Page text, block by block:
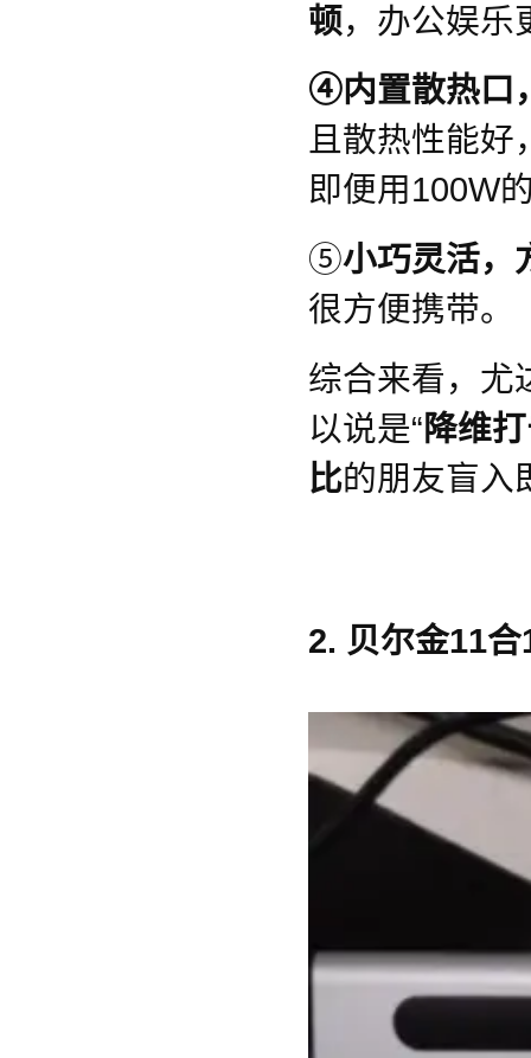
顿，办公娱乐
④内置散热口
且散热性能
即便用100W
⑤小巧灵活，
很方便携带。
综合来看，尤
以说是“降维
比的朋友盲入
2. 贝尔金11